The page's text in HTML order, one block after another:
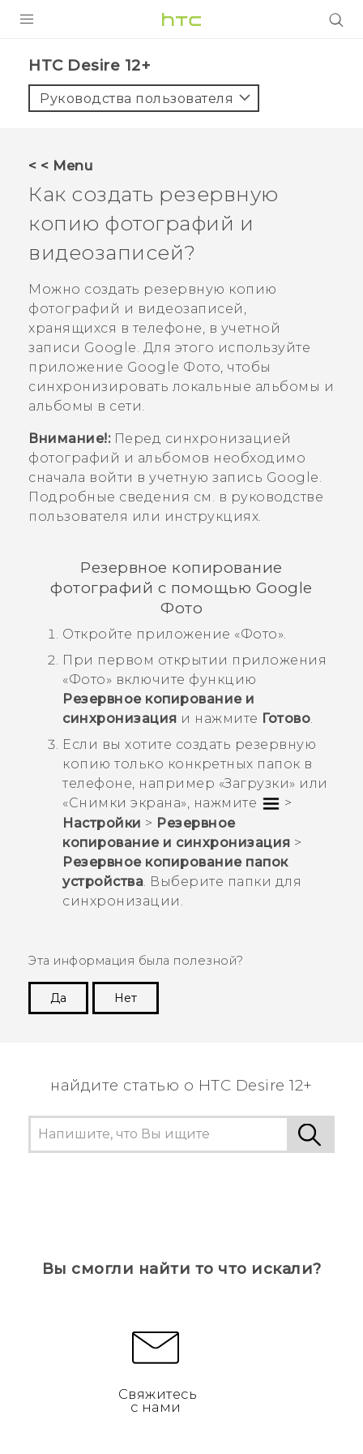
5G
VIVERSE
ПОДДЕРЖКА
HTC Desire 12+‎
Руководства пользователя
< < Menu
Как создать резервную
копию фотографий и
видеозаписей?
Можно создать резервную копию
фотографий и видеозаписей,
хранящихся в телефоне, в учетной
записи Google. Для этого используйте
приложение Google Фото, чтобы
синхронизировать локальные альбомы и
альбомы в сети.
Внимание!:Перед синхронизацией
фотографий и альбомов необходимо
сначала войти в учетную запись Google.
Подробные сведения см. в руководстве
пользователя или инструкциях.
Резервное копирование
фотографий с помощью Google
Фото
Откройте приложение «Фото».
При первом открытии приложения
«Фото» включите функцию
Резервное копирование и
синхронизация и нажмите Готово.
Если вы хотите создать резервную
копию только конкретных папок в
телефоне, например «Загрузки» или
«Снимки экрана», нажмите
>
Настройки > Резервное
копирование и синхронизация >
Резервное копирование папок
устройства. Выберите папки для
синхронизации.
Эта информация была полезной?
Да
Нет
найдите статью о HTC Desire 12+
Вы смогли найти то что искали?
Свяжитесь
с нами